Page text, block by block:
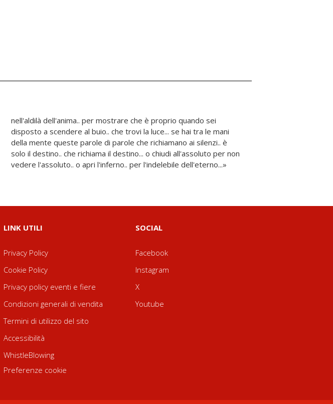
vedere l'assoluto.. o apri l'inferno.. per l'indelebile dell'eterno...»
LINK UTILI
Privacy Policy
Cookie Policy
Privacy policy eventi e fiere
Condizioni generali di vendita
Termini di utilizzo del sito
Accessibilità
WhistleBlowing
Preferenze cookie
SOCIAL
Facebook
Instagram
X
Youtube